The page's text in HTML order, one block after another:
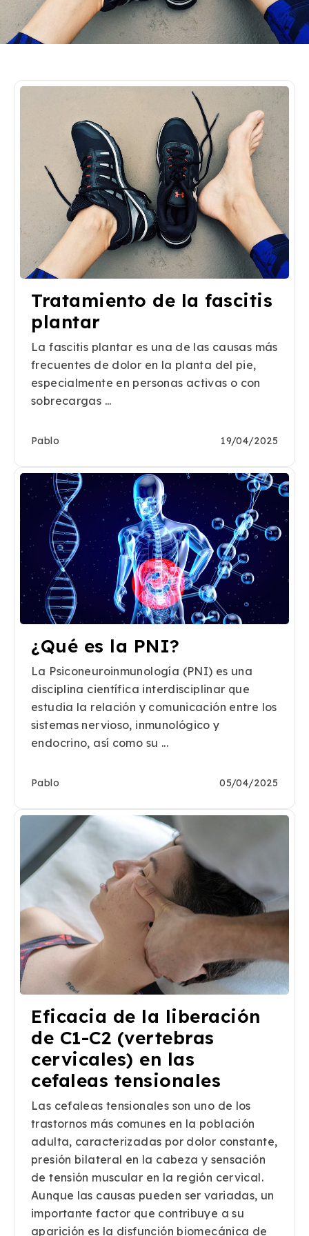
Tratamiento de la fascitis
plantar
La fascitis plantar es una de las causas más
frecuentes de dolor en la planta del pie,
especialmente en personas activas o con
sobrecargas ...
Pablo 19/04/2025
¿Qué es la PNI?
La Psiconeuroinmunología (PNI) es una
disciplina científica interdisciplinar que
estudia la relación y comunicación entre los
sistemas nervioso, inmunológico y
endocrino, así como su ...
Pablo 05/04/2025
Eficacia de la liberación
de C1-C2 (vertebras
cervicales) en las
cefaleas tensionales
Las cefaleas tensionales son uno de los
trastornos más comunes en la población
adulta, caracterizadas por dolor constante,
presión bilateral en la cabeza y sensación
de tensión muscular en la región cervical.
Aunque las causas pueden ser variadas, un
importante factor que contribuye a su
aparición es la disfunción biomecánica de